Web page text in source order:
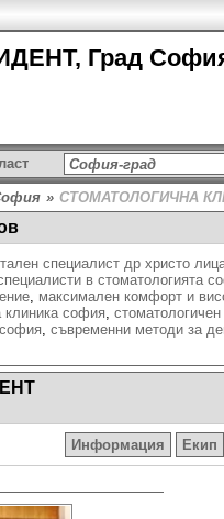
Град
» СТОМАТОЛОГИЧНА
специалист др христо
в стоматологията
, максимален комфорт и
клиника софия,
, съвременни методи за
Информация Екип